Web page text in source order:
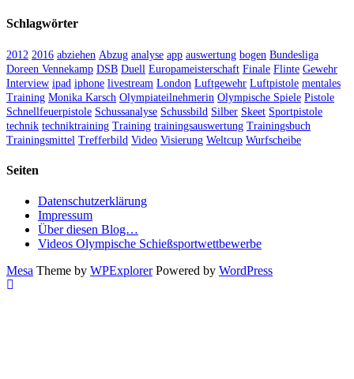
Schlagwörter
2012 2016 abziehen Abzug analyse app auswertung bogen Bundesliga
Doreen Vennekamp DSB Duell Europameisterschaft Finale Flinte Gewehr
Interview ipad iphone livestream London Luftgewehr Luftpistole mentales
Training Monika Karsch Olympiateilnehmerin Olympische Spiele Pistole
Schnellfeuerpistole Schussanalyse Schussbild Silber Skeet Sportpistole
technik techniktraining Training trainingsauswertung Trainingsbuch
Trainingsmittel Trefferbild Video Visierung Weltcup Wurfscheibe
Seiten
Datenschutzerklärung
Impressum
Über diesen Blog…
Videos Olympische Schießsportwettbewerbe
Mesa Theme by WPExplorerPowered by WordPress